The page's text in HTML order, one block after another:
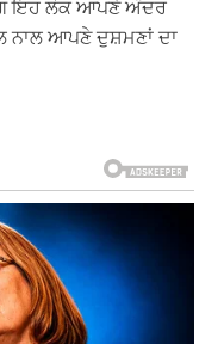
ਇਹ ਲੋਕ ਆਪਣੇ ਅੰਦਰ
ਨਾਲ ਆਪਣੇ ਦੁਸ਼ਮਣਾਂ ਦਾ